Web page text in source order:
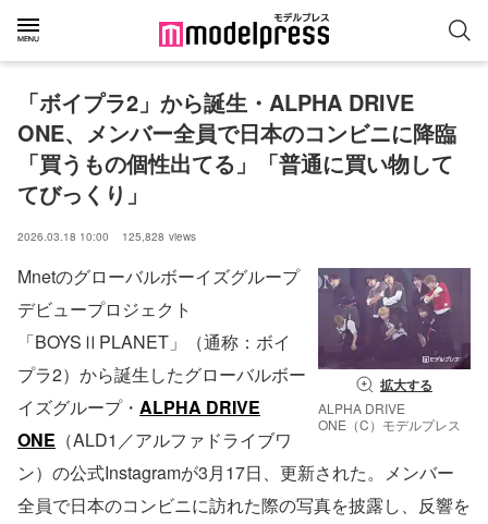
「ボイプラ2」から誕生・ALPHA DRIVE
ONE、メンバー全員で日本のコンビニに降臨
「買うもの個性出てる」「普通に買い物して
てびっくり」
2026.03.18 10:00 125,828 views
拡大する
ALPHA DRIVE
ONE（C）モデルプレス
Mnetのグローバルボーイズグループ
デビュープロジェクト
「BOYSⅡPLANET」（通称：ボイ
プラ2）から誕生したグローバルボー
イズグループ・ ALPHA DRIVE
ONE （ALD1／アルファドライブワ
ン）の公式Instagramが3月17日、更新された。メンバー
全員で日本のコンビニに訪れた際の写真を披露し、反響を